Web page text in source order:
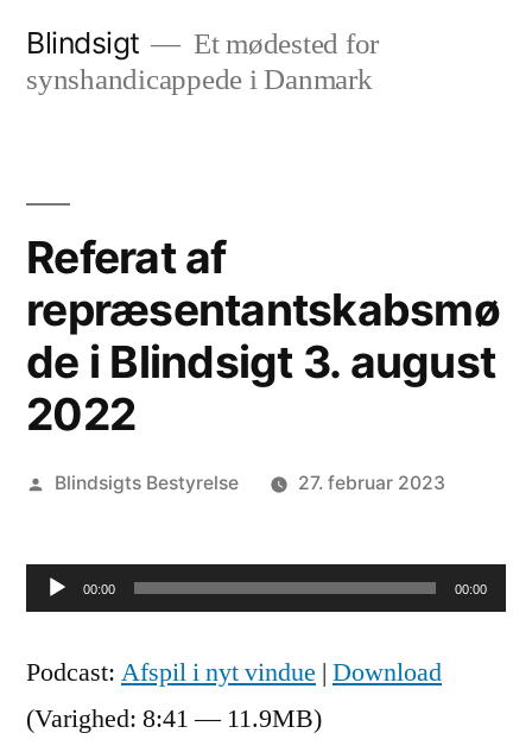
Blindsigt
Et mødested for
synshandicappede i Danmark
Referat af
repræsentantskabsmø
de i Blindsigt 3. august
2022
Posted
Blindsigts Bestyrelse 27. februar 2023
Lydafspiller
00:00 00:00
Podcast: Afspil i nyt vindue | Download
(Varighed: 8:41 — 11.9MB)